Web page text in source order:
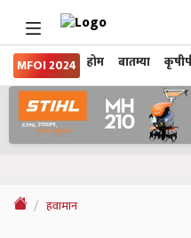
MFOI 2024 होम बातम्या
हवामान